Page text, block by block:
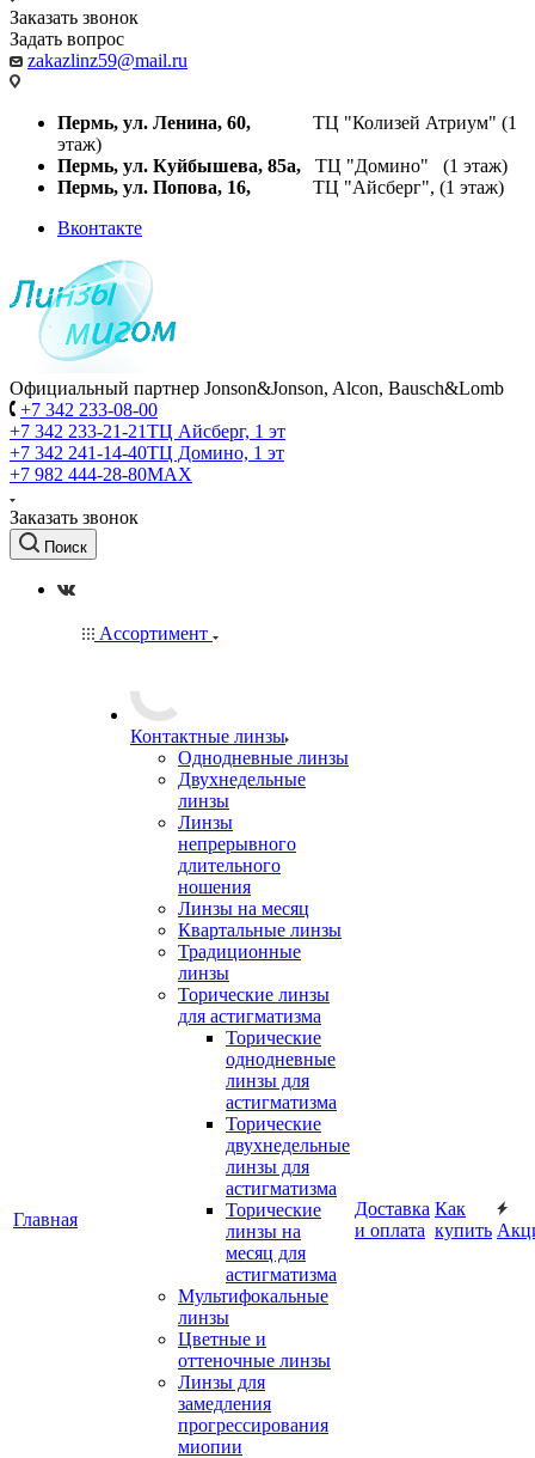
Заказать звонок
Задать вопрос
zakazlinz59@mail.ru
Пермь, ул. Ленина, 60, ТЦ "Колизей Атриум" (1
этаж)
Пермь, ул. Куйбышева, 85а, ТЦ "Домино" (1 этаж)
Пермь, ул. Попова, 16, ТЦ "Айсберг", (1 этаж)
Вконтакте
Официальный партнер Jonson&Jonson, Alcon, Bausch&Lomb
+7 342 233-08-00
+7 342 233-21-21ТЦ Айсберг, 1 эт
+7 342 241-14-40ТЦ Домино, 1 эт
+7 982 444-28-80MAX
Заказать звонок
Поиск
Главная
Ассортимент
Контактные линзы
Однодневные линзы
Двухнедельные
линзы
Линзы
непрерывного
длительного
ношения
Линзы на месяц
Квартальные линзы
Традиционные
линзы
Торические линзы
для астигматизма
Торические
однодневные
линзы для
астигматизма
Торические
двухнедельные
линзы для
астигматизма
Торические
линзы на
месяц для
астигматизма
Мультифокальные
линзы
Цветные и
оттеночные линзы
Линзы для
замедления
прогрессирования
миопии
Доставка
и оплата
Как
купить